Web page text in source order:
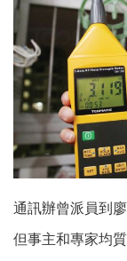
通訊辦曾派員到
但事主和專家均